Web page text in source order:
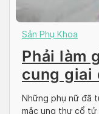
Sản Phụ Khoa
Phải làm
cung giai
Những phụ nữ đã
mắc ung thư cổ tử